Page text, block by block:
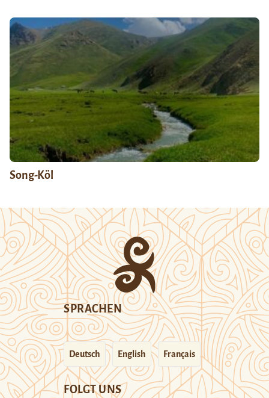
Song-Köl
SPRACHEN
Deutsch English Français
FOLGT UNS